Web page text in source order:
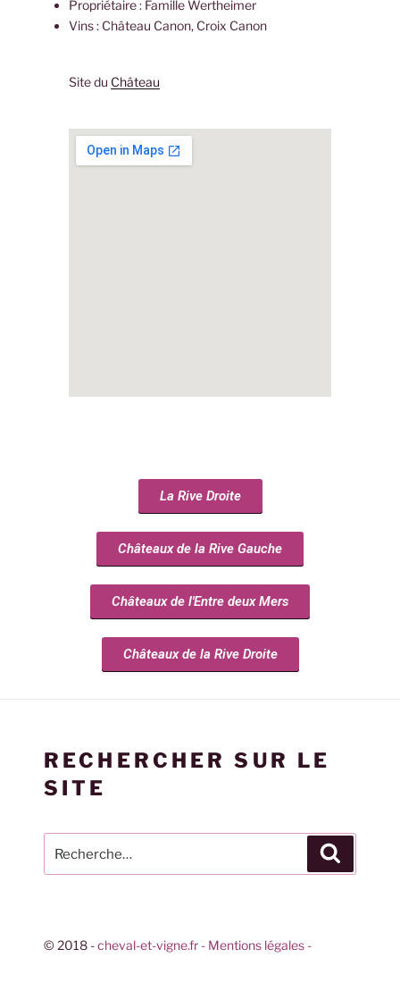
Propriétaire : Famille Wertheimer
Vins : Château Canon, Croix Canon
Site du Château
La Rive Droite
Châteaux de la Rive Gauche
Châteaux de l'Entre deux Mers
Châteaux de la Rive Droite
RECHERCHER SUR LE
SITE
© 2018 -cheval-et-vigne.fr - Mentions légales -